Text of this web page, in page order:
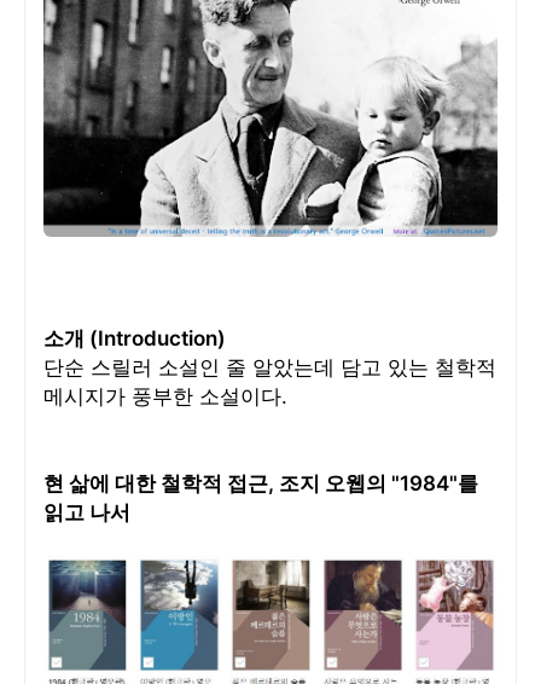
소개 (Introduction)
단순 스릴러 소설인 줄 알았는데 담고 있는 철학적
메시지가 풍부한 소설이다.
현 삶에 대한 철학적 접근, 조지 오웹의 "1984"를
읽고 나서